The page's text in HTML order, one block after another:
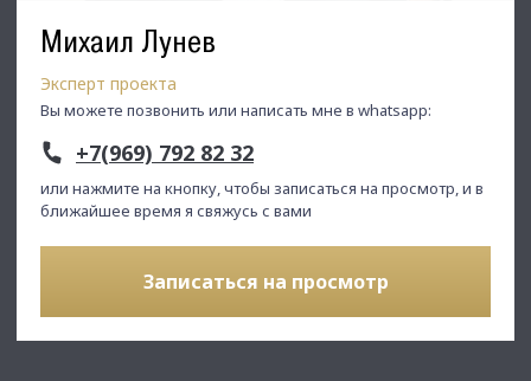
Михаил Лунев
Эксперт проекта
Вы можете позвонить или написать мне в whatsapp:
+7(969) 792 82 32
или нажмите на кнопку, чтобы записаться на просмотр, и в
ближайшее время я свяжусь с вами
Записаться на просмотр